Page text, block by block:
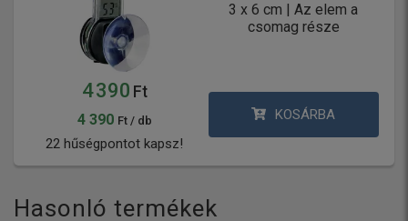
3 x 6 cm | Az elem a
csomag része
4 390 Ft
4 390 Ft / db
22 hűségpontot kapsz!
KOSÁRBA
Hasonló termékek